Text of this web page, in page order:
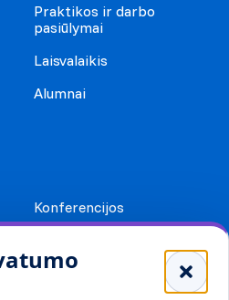
Praktikos ir darbo
pasiūlymai
Laisvalaikis
Alumnai
Konferencijos